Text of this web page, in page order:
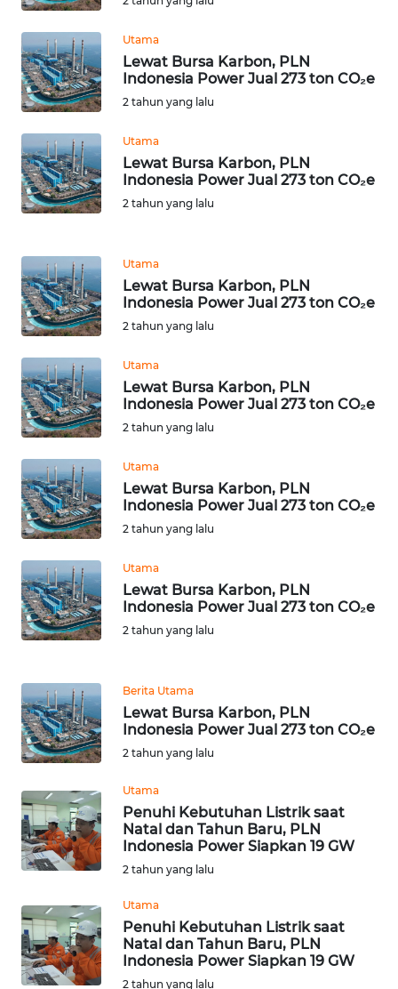
Utama
Lewat Bursa Karbon, PLN
Indonesia Power Jual 273 ton CO₂e
2 tahun yang lalu
Utama
Lewat Bursa Karbon, PLN
Indonesia Power Jual 273 ton CO₂e
2 tahun yang lalu
Utama
Lewat Bursa Karbon, PLN
Indonesia Power Jual 273 ton CO₂e
2 tahun yang lalu
Utama
Lewat Bursa Karbon, PLN
Indonesia Power Jual 273 ton CO₂e
2 tahun yang lalu
Utama
Lewat Bursa Karbon, PLN
Indonesia Power Jual 273 ton CO₂e
2 tahun yang lalu
Utama
Lewat Bursa Karbon, PLN
Indonesia Power Jual 273 ton CO₂e
2 tahun yang lalu
Berita Utama
Lewat Bursa Karbon, PLN
Indonesia Power Jual 273 ton CO₂e
2 tahun yang lalu
Utama
Penuhi Kebutuhan Listrik saat
Natal dan Tahun Baru, PLN
Indonesia Power Siapkan 19 GW
2 tahun yang lalu
Utama
Penuhi Kebutuhan Listrik saat
Natal dan Tahun Baru, PLN
Indonesia Power Siapkan 19 GW
2 tahun yang lalu
LABUHANBATU
WN
TAPANULI
WN DELI
SERDANG
TEBING
TINGGI
WN
WN
KARAWANG
WN
BEKASI
WN
BOGOR
WN
DEPOK
UTARA
WN
SAMOSIR
WN
PADANG
LAWAS
SUMEDANG
WN
CIANJUR